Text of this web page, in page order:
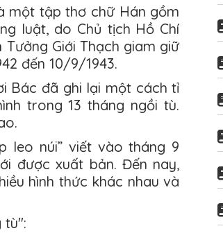
một tập thơ chữ Hán gồm
luật, do Chủ tịch Hồ Chí
Giới Thạch giam giữ
đến 10/9/1943.
Bác đã ghi lại một cách tỉ
trong 13 tháng ngồi tù.
leo núi” viết vào tháng 9
được xuất bản. Đến nay,
hình thức khác nhau và
tù":